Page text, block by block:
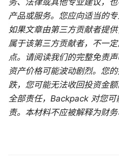
务、法律或其他专业建议，
产品或服务。您应向适当的专
如果文章由第三方贡献者提
属于该第三方贡献者，不一
点。请阅读我们的完整免责
资产价格可能波动剧烈。您
跌，您可能无法收回投资金
全部责任，Backpack 对您
责。本材料不应被解释为财